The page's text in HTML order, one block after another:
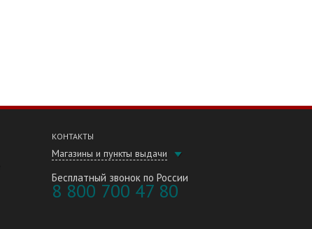
КОНТАКТЫ
Магазины и пункты выдачи
Бесплатный звонок по России
8 800 700 47 80